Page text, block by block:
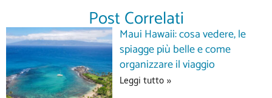
Post Correlati
Maui Hawaii: cosa vedere, le
spiagge più belle e come
organizzare il viaggio
Leggi tutto »